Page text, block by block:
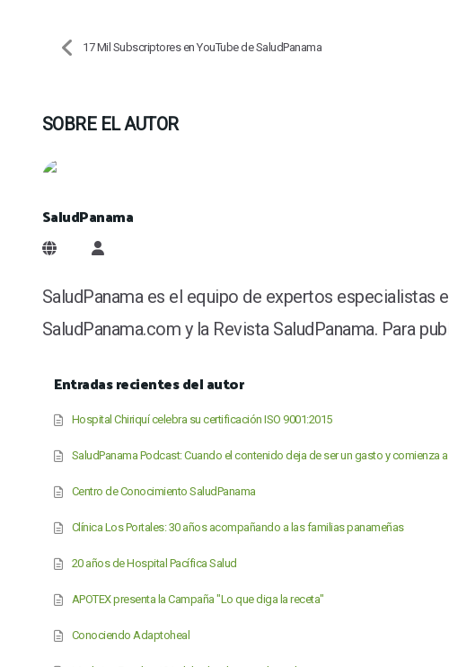
17 Mil Subscriptores en YouTube de SaludPanama
SOBRE EL AUTOR
SaludPanama
SaludPanama
SaludPanama es el equipo de expertos especialistas
SaludPanama.com y la Revista SaludPanama. Para
Entradas recientes del autor
Hospital Chiriquí celebra su certificación ISO 9001:2015
SaludPanama Podcast: Cuando el contenido deja de ser un gasto y comienza
Centro de Conocimiento SaludPanama
Clínica Los Portales: 30 años acompañando a las familias panameñas
20 años de Hospital Pacífica Salud
APOTEX presenta la Campaña "Lo que diga la receta"
Conociendo Adaptoheal